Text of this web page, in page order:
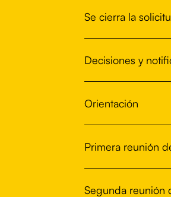
Se cierra la
Decisiones y
Orientación
Primera reunión
Segunda reunión